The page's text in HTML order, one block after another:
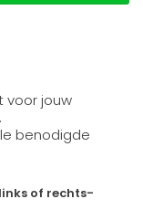
voor jouw
benodigde
of rechts-